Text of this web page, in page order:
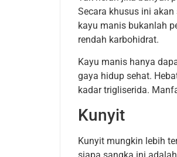
Secara khusus ini
kayu manis bukanlah
rendah karbohidrat.
Kayu manis hanya
gaya hidup sehat.
kadar trigliserida.
Kunyit
Kunyit mungkin lebih